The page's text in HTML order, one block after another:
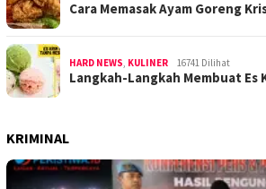
Cara Memasak Ayam Goreng
HARD NEWS KULINER 16741 Dilihat
Langkah-Langkah Membuat Es
KRIMINAL